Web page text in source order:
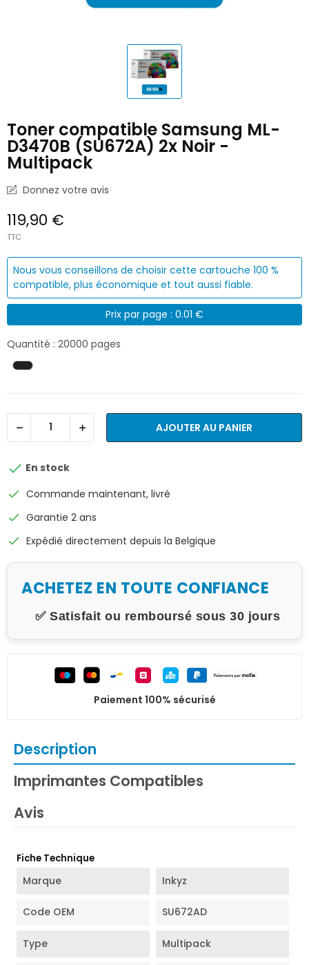
Toner compatible Samsung ML-
D3470B (SU672A) 2x Noir -
Multipack
Donnez votre avis
119,90 €
TTC
Nous vous conseillons de choisir cette cartouche 100 %
compatible, plus économique et tout aussi fiable.
Prix par page : 0.01 €
Quantité : 20000 pages
AJOUTER AU PANIER
 En stock
check Commande maintenant, livré
check Garantie 2 ans
check Expédié directement depuis la Belgique
ACHETEZ EN TOUTE CONFIANCE
✅ Satisfait ou remboursé sous 30 jours
Paiement 100% sécurisé
Description
Imprimantes Compatibles
Avis
Fiche Technique
Marque Inkyz
Code OEM SU672AD
Type Multipack